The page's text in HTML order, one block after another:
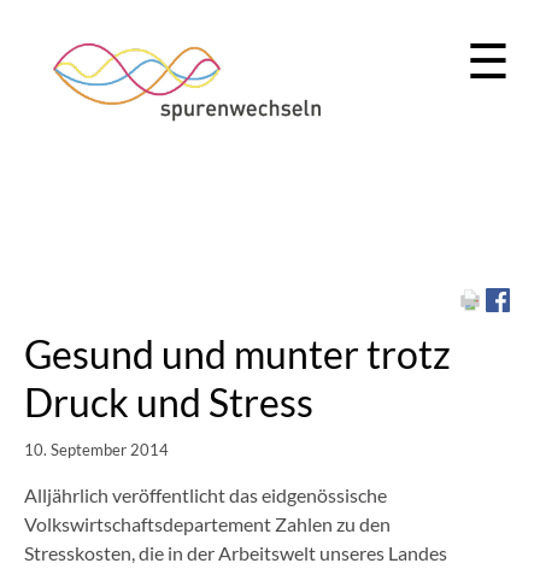
☰
Gesund und munter trotz
Druck und Stress
10. September 2014
Alljährlich veröffentlicht das eidgenössische
Volkswirtschaftsdepartement Zahlen zu den
Stresskosten, die in der Arbeitswelt unseres Landes